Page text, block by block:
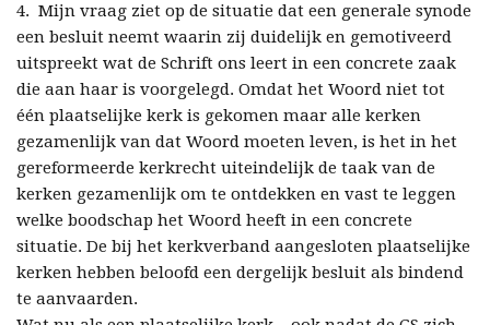
4. Mijn vraag ziet op de situatie dat een generale synode
een besluit neemt waarin zij duidelijk en gemotiveerd
uitspreekt wat de Schrift ons leert in een concrete zaak
die aan haar is voorgelegd. Omdat het Woord niet tot
één plaatselijke kerk is gekomen maar alle kerken
gezamenlijk van dat Woord moeten leven, is het in het
gereformeerde kerkrecht uiteindelijk de taak van de
kerken gezamenlijk om te ontdekken en vast te leggen
welke boodschap het Woord heeft in een concrete
situatie. De bij het kerkverband aangesloten plaatselijke
kerken hebben beloofd een dergelijk besluit als bindend
te aanvaarden.